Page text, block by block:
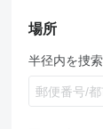
L-
VNL
場所
半径内を捜索